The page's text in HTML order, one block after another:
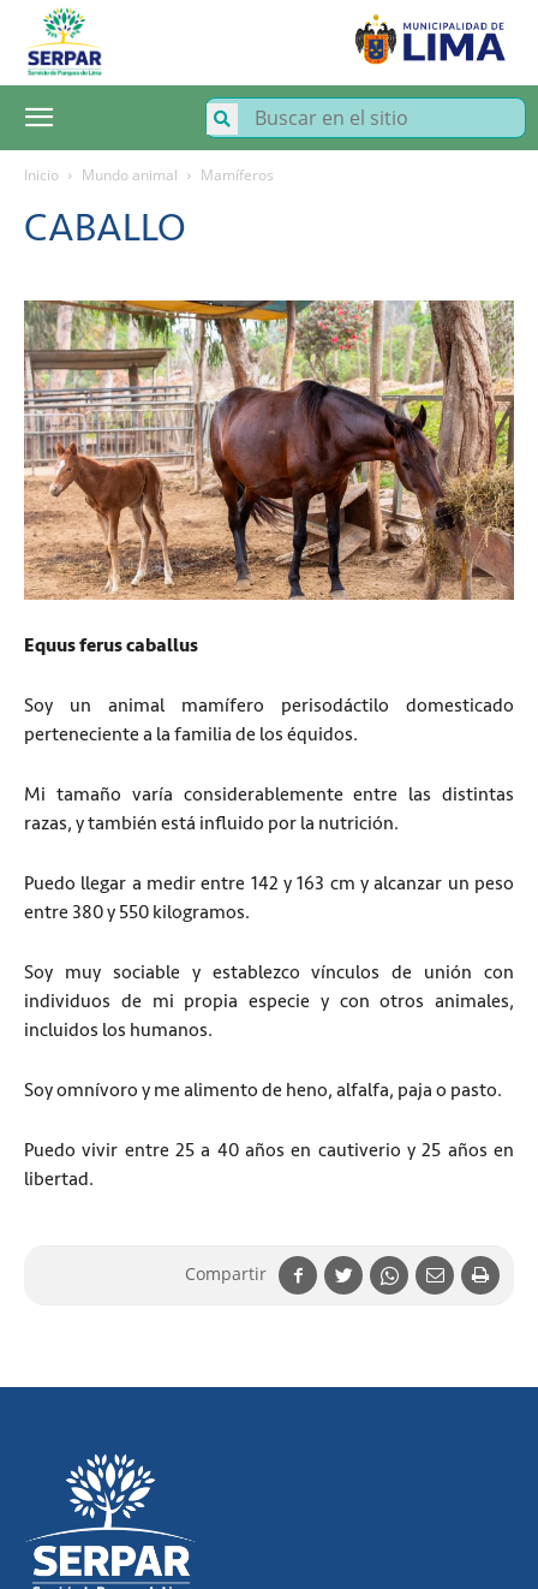
SERPAR
Servicio
de
Parques
Inicio Mundo animal Mamíferos
CABALLO
Equus ferus caballus
Soy un animal mamífero perisodáctilo domesticado
perteneciente a la familia de los équidos.
Mi tamaño varía considerablemente entre las distintas
razas, y también está influido por la nutrición.
Puedo llegar a medir entre 142 y 163 cm y alcanzar un peso
entre 380 y 550 kilogramos.
Soy muy sociable y establezco vínculos de unión con
individuos de mi propia especie y con otros animales,
incluidos los humanos.
Soy omnívoro y me alimento de heno, alfalfa, paja o pasto.
Puedo vivir entre 25 a 40 años en cautiverio y 25 años en
libertad.
Compartir